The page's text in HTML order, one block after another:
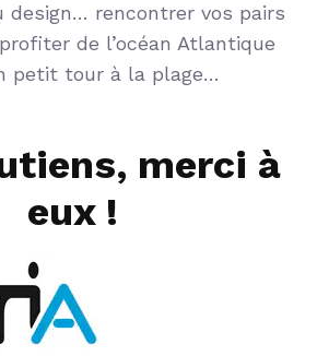
design… rencontrer vos pairs
de l’océan Atlantique
petit tour à la plage…
merci à
eux !